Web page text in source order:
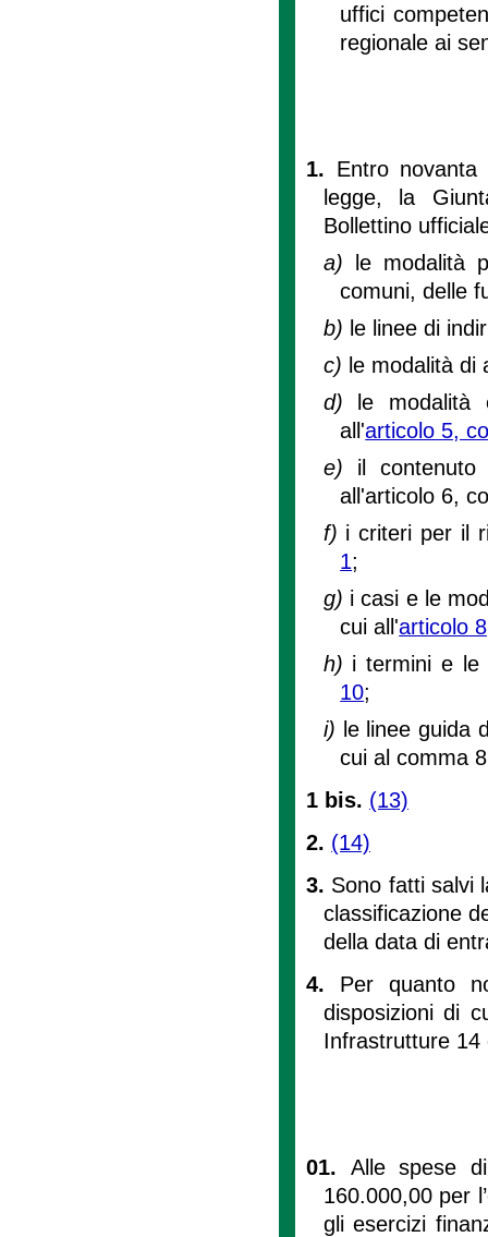
uffici
regionale ai
1. Entro
legge, la
Bollettino
a)
le modalità
comuni, delle
b) le linee di
c) le modalità di
d)
le
all'articolo 5,
e) il contenuto
all'articolo 6,
f) i criteri per il
1;
g) i casi e le
cui all'articolo
h) i termini e le
10;
i) le linee guida
cui al comma
1 bis. (13)
2. (14)
3. Sono fatti salvi
classificazione
della data di
4. Per quanto
disposizioni di
Infrastrutture 14
01. Alle spese
160.000,00 per
gli esercizi